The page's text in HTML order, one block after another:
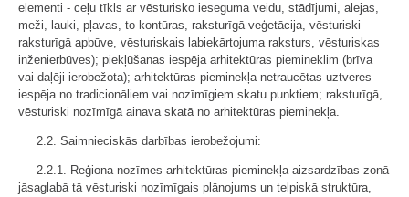
elementi - ceļu tīkls ar vēsturisko ieseguma veidu, stādījumi, alejas,
meži, lauki, pļavas, to kontūras, raksturīgā veģetācija, vēsturiski
raksturīgā apbūve, vēsturiskais labiekārtojuma raksturs, vēsturiskas
inženierbūves); piekļūšanas iespēja arhitektūras piemineklim (brīva
vai daļēji ierobežota); arhitektūras pieminekļa netraucētas uztveres
iespēja no tradicionāliem vai nozīmīgiem skatu punktiem; raksturīgā,
vēsturiski nozīmīgā ainava skatā no arhitektūras pieminekļa.
2.2. Saimnieciskās darbības ierobežojumi:
2.2.1. Reģiona nozīmes arhitektūras pieminekļa aizsardzības zonā
jāsaglabā tā vēsturiski nozīmīgais plānojums un telpiskā struktūra,